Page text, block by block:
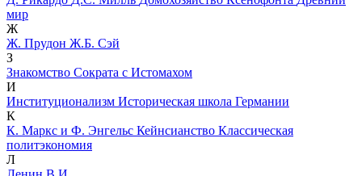
мир
Ж
Ж. Прудон Ж.Б. Сэй
З
Знакомство Сократа с Истомахом
И
Институционализм Историческая школа Германии
К
К. Маркс и Ф. Энгельс Кейнсианство Классическая
политэкономия
Л